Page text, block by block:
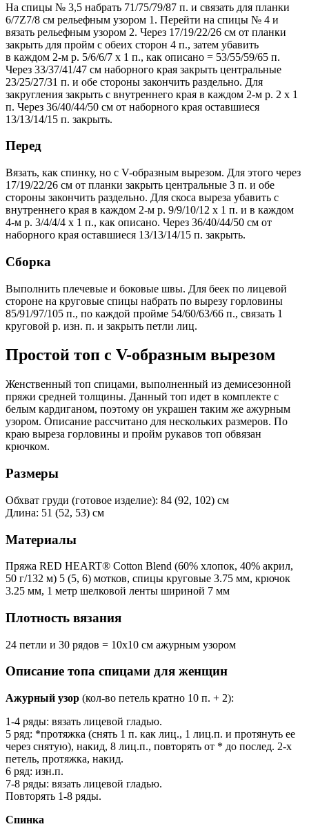
На спицы № 3,5 набрать 71/75/79/87 п. и связать для планки
6/7Z7/8 см рельефным узором 1. Перейти на спицы № 4 и
вязать рельефным узором 2. Через 17/19/22/26 см от планки
закрыть для пройм с обеих сторон 4 п., затем убавить
в каждом 2-м р. 5/6/6/7 х 1 п., как описано = 53/55/59/65 п.
Через 33/37/41/47 см наборного края закрыть центральные
23/25/27/31 п. и обе стороны закончить раздельно. Для
закругления закрыть с внутреннего края в каждом 2-м р. 2 х 1
п. Через 36/40/44/50 см от наборного края оставшиеся
13/13/14/15 п. закрыть.
Перед
Вязать, как спинку, но с V-образным вырезом. Для этого через
17/19/22/26 см от планки закрыть центральные 3 п. и обе
стороны закончить раздельно. Для скоса выреза убавить с
внутреннего края в каждом 2-м р. 9/9/10/12 х 1 п. и в каждом
4-м р. 3/4/4/4 х 1 п., как описано. Через 36/40/44/50 см от
наборного края оставшиеся 13/13/14/15 п. закрыть.
Сборка
Выполнить плечевые и боковые швы. Для беек по лицевой
стороне на круговые спицы набрать по вырезу горловины
85/91/97/105 п., по каждой пройме 54/60/63/66 п., связать 1
круговой р. изн. п. и закрыть петли лиц.
Простой топ с V-образным вырезом
Женственный топ спицами, выполненный из демисезонной
пряжи средней толщины. Данный топ идет в комплекте с
белым кардиганом, поэтому он украшен таким же ажурным
узором. Описание рассчитано для нескольких размеров. По
краю выреза горловины и пройм рукавов топ обвязан
крючком.
Размеры
Обхват груди (готовое изделие): 84 (92, 102) см
Длина: 51 (52, 53) см
Материалы
Пряжа RED HEART® Cotton Blend (60% хлопок, 40% акрил,
50 г/132 м) 5 (5, 6) мотков, спицы круговые 3.75 мм, крючок
3.25 мм, 1 метр шелковой ленты шириной 7 мм
Плотность вязания
24 петли и 30 рядов = 10х10 см ажурным узором
Описание топа спицами для женщин
Ажурный узор (кол-во петель кратно 10 п. + 2):
1-4 ряды: вязать лицевой гладью.
5 ряд: *протяжка (снять 1 п. как лиц., 1 лиц.п. и протянуть ее
через снятую), накид, 8 лиц.п., повторять от * до послед. 2-х
петель, протяжка, накид.
6 ряд: изн.п.
7-8 ряды: вязать лицевой гладью.
Повторять 1-8 ряды.
Спинка